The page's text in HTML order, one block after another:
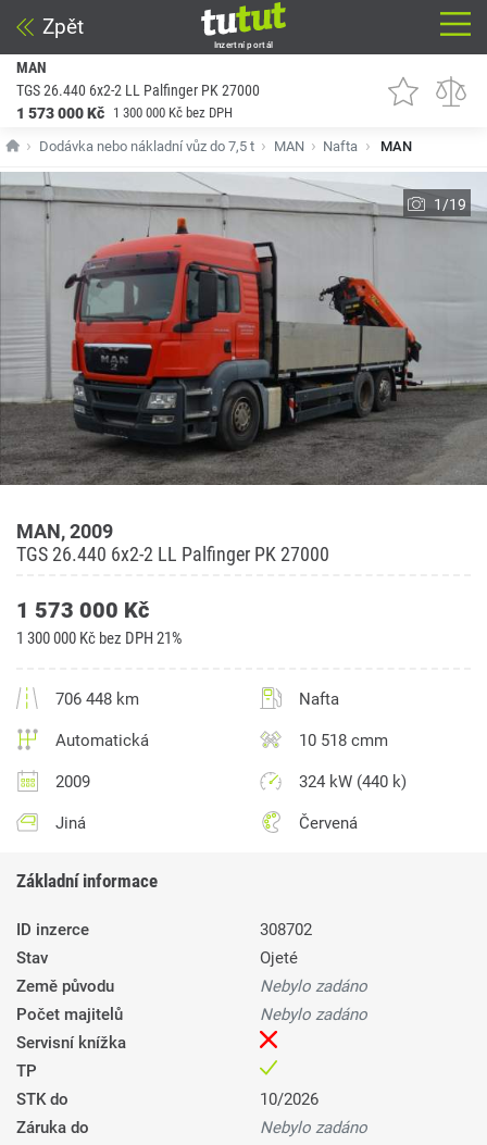
Zpět
Inzertní portál
MAN
TGS 26.440 6x2-2 LL Palfinger PK 27000
1 573 000 Kč 1 300 000 Kč bez DPH
Dodávka nebo nákladní vůz do 7,5 t MAN Nafta MAN
1/19
MAN, 2009
TGS 26.440 6x2-2 LL Palfinger PK 27000
1 573 000 Kč
1 300 000 Kč bez DPH 21%
706 448 km Nafta
Automatická 10 518 cmm
2009 324 kW (440 k)
Jiná Červená
Základní informace
ID inzerce
308702
Stav
Ojeté
Země původu
Nebylo zadáno
Počet majitelů
Nebylo zadáno
Servisní knížka
TP
STK do
10/2026
Záruka do
Nebylo zadáno